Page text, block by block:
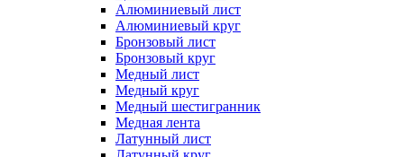
Алюминиевый лист
Алюминиевый круг
Бронзовый лист
Бронзовый круг
Медный лист
Медный круг
Медный шестигранник
Медная лента
Латунный лист